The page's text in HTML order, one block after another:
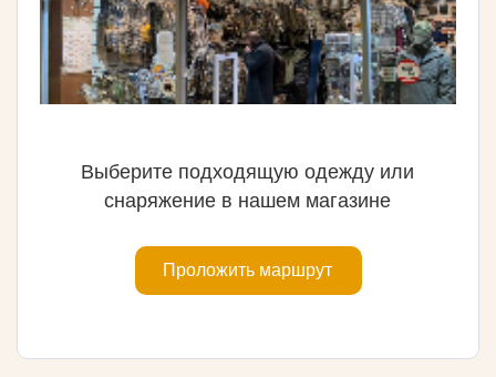
Выберите подходящую одежду или
снаряжение в нашем магазине
Проложить маршрут